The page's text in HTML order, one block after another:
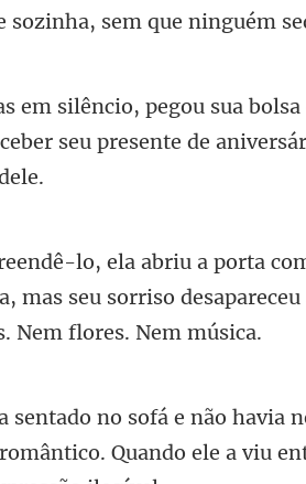
seu presente de a
mas seu sorriso
Quando ele a viu en